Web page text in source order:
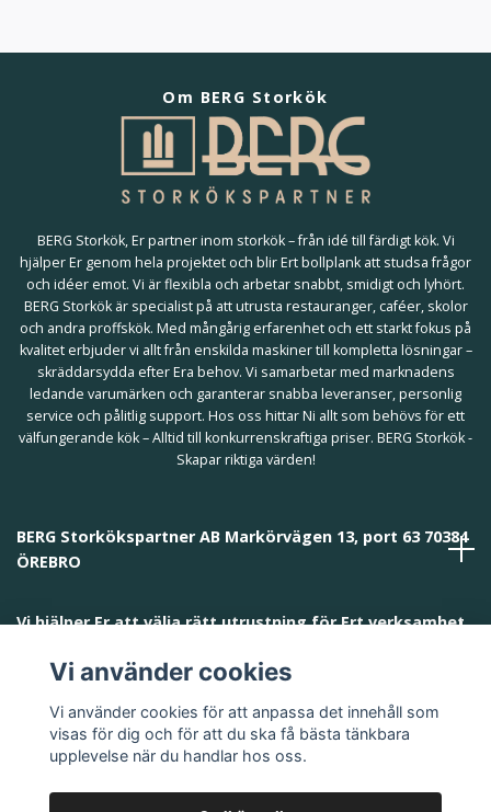
Om BERG Storkök
BERG Storkök, Er partner inom storkök – från idé till färdigt kök. Vi
hjälper Er genom hela projektet och blir Ert bollplank att studsa frågor
och idéer emot. Vi är flexibla och arbetar snabbt, smidigt och lyhört.
BERG Storkök är specialist på att utrusta restauranger, caféer, skolor
och andra proffskök. Med mångårig erfarenhet och ett starkt fokus på
kvalitet erbjuder vi allt från enskilda maskiner till kompletta lösningar –
skräddarsydda efter Era behov. Vi samarbetar med marknadens
ledande varumärken och garanterar snabba leveranser, personlig
service och pålitlig support. Hos oss hittar Ni allt som behövs för ett
välfungerande kök – Alltid till konkurrenskraftiga priser. BERG Storkök -
Skapar riktiga värden!
BERG Storkökspartner AB Markörvägen 13, port 63 70384
ÖREBRO
Vi hjälper Er att välja rätt utrustning för Ert verksamhet
Vi använder cookies
Vi använder cookies för att anpassa det innehåll som
visas för dig och för att du ska få bästa tänkbara
upplevelse när du handlar hos oss.